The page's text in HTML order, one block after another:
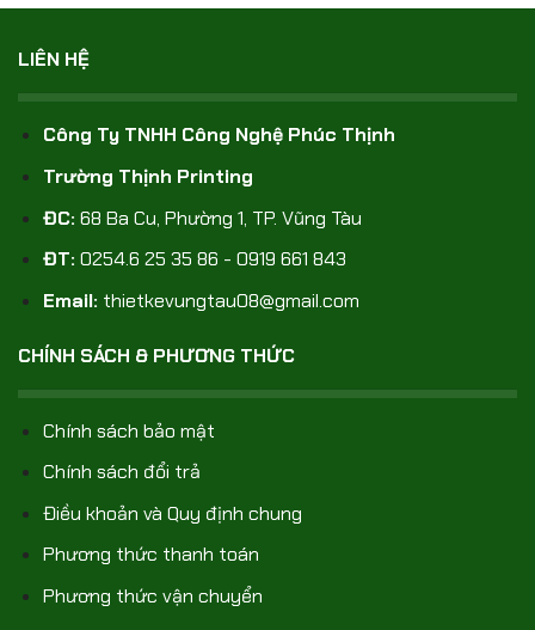
LIÊN HỆ
Công Ty TNHH Công Nghệ Phúc Thịnh
Trường Thịnh Printing
ĐC: 68 Ba Cu, Phường 1, TP. Vũng Tàu
ĐT: 0254.6 25 35 86 - 0919 661 843
Email: thietkevungtau08@gmail.com
CHÍNH SÁCH & PHƯƠNG THỨC
Chính sách bảo mật
Chính sách đổi trả
Điều khoản và Quy định chung
Phương thức thanh toán
Phương thức vận chuyển